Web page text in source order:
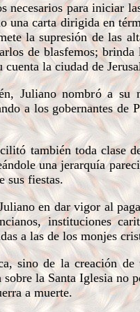
para iniciar
una carta dirigida en
la supresión de las
de blasfemos;
la ciudad de
Juliano nombró a
a los gobernantes
también toda clase
una jerarquía
sus fiestas.
en dar vigor al
instituciones
a las de los monjes
de la creación de
la Santa Iglesia no
a muerte.